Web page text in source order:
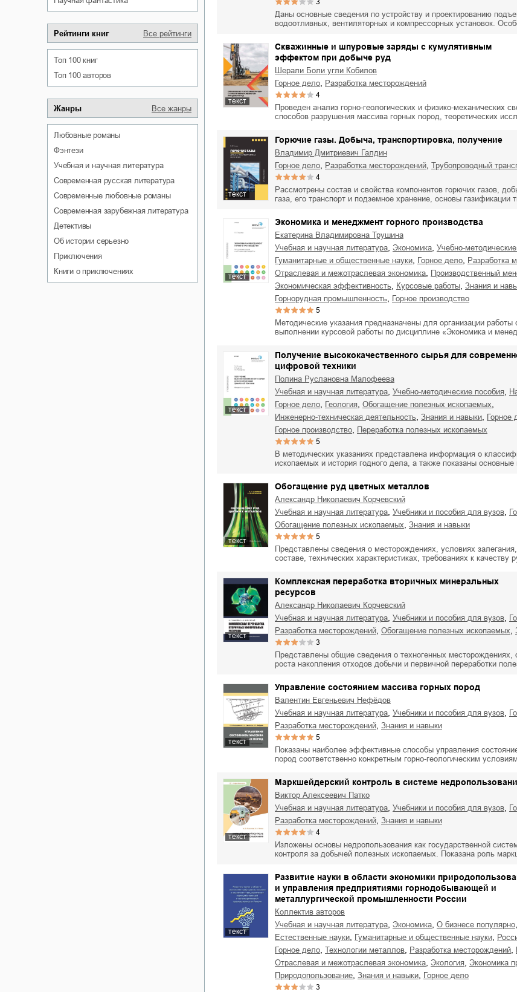
Рейтинги книг Все рейтинги
Топ 100 книг
Топ 100 авторов
Жанры Все жанры
любовные романы
фэнтези
учебная и научная литература
современная русская литература
современные любовные романы
современная зарубежная литература
детективы
об истории серьезно
приключения
книги о приключениях
3
Даны основные сведения по устройству и проектированию
водоотливных, вентиляторных и компрессорных установок.
текст
Скважинные и шпуровые заряды с кумулятивным
эффектом при добыче руд
Шерали Боли угли Кобилов
горное дело
разработка месторождений
4
Проведен анализ горно-геологических и физико-механических
способов разрушения массива горных пород, теоретических
текст
Горючие газы. Добыча, транспортировка, получение
Владимир Дмитриевич Галдин
горное дело
разработка месторождений трубопроводный
4
Рассмотрены состав и свойства компонентов горючих газов,
газа, его транспорт и подземное хранение, основы газификации
текст
Экономика и менеджмент горного производства
Екатерина Владимировна Трушина
учебная и научная литература
экономика учебно-
гуманитарные и общественные науки горное дело разработка
отраслевая и межотраслевая экономика производственный
экономическая эффективность курсовые работы знания и
горнорудная промышленность горное производство
5
Методические указания предназначены для организации работы
выполнении курсовой работы по дисциплине «Экономика и
текст
Получение высококачественного сырья для
цифровой техники
Полина Руслановна Малофеева
учебная и научная литература
учебно-методические пособия
горное дело геология обогащение полезных ископаемых
инженерно-техническая деятельность знания и навыки горное
горное производство переработка полезных ископаемых
5
В методических указаниях представлена информация о
ископаемых и история годного дела, а также показаны
текст
Обогащение руд цветных металлов
Александр Николаевич Корчевский
учебная и научная литература
учебники и пособия для вузов
обогащение полезных ископаемых знания и навыки
5
Представлены сведения о месторождениях, условиях
составе, технических характеристиках, требованиях к качеству
текст
Комплексная переработка вторичных минеральных
ресурсов
Александр Николаевич Корчевский
учебная и научная литература
учебники и пособия для вузов
разработка месторождений обогащение полезных ископаемых
3
Представлены общие сведения о техногенных месторождениях,
роста накопления отходов добычи и первичной переработки
текст
Управление состоянием массива горных пород
Валентин Евгеньевич Нефёдов
учебная и научная литература
учебники и пособия для вузов
разработка месторождений знания и навыки
5
Показаны наиболее эффективные способы управления
пород соответственно конкретным горно-геологическим
текст
Маркшейдерский контроль в системе
Виктор Алексеевич Патко
учебная и научная литература
учебники и пособия для вузов
разработка месторождений знания и навыки
4
Изложены основы недропользования как государственной
контроля за добычей полезных ископаемых. Показана роль
текст
Развитие науки в области экономики
и управления предприятиями горнодобывающей и
металлургической промышленности России
Коллектив авторов
учебная и научная литература
экономика о бизнесе популярно
естественные науки гуманитарные и общественные науки
горное дело технологии металлов разработка месторождений
отраслевая и межотраслевая экономика экология экономика
природопользование знания и навыки горное дело
3